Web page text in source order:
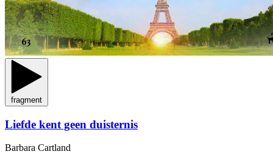
fragment
Liefde kent geen duisternis
Barbara Cartland